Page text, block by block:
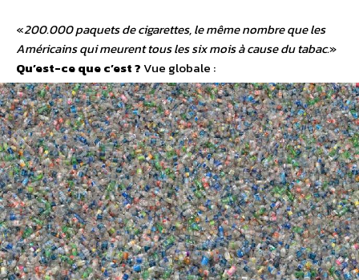
«200.000 paquets de cigarettes, le même nombre que les
Américains qui meurent tous les six mois à cause du tabac.»
Qu’est-ce que c’est ?Vue globale :